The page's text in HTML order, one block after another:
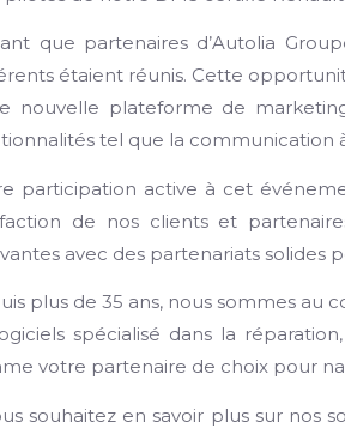
que partenaires d’Autolia
étaient réunis. Cette
nouvelle plateforme de
tel que la communication
participation active à cet
de nos clients et
avec des partenariats solides
plus de 35 ans, nous sommes
spécialisé dans la
votre partenaire de choix pour
souhaitez en savoir plus sur nos